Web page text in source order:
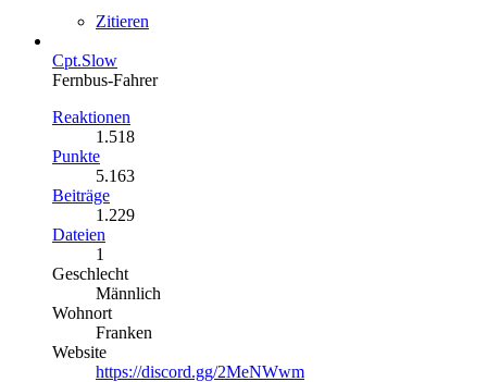
Zitieren
Cpt.Slow
Fernbus-Fahrer
Reaktionen
1.518
Punkte
5.163
Beiträge
1.229
Dateien
1
Geschlecht
Männlich
Wohnort
Franken
Website
https://discord.gg/2MeNWwm